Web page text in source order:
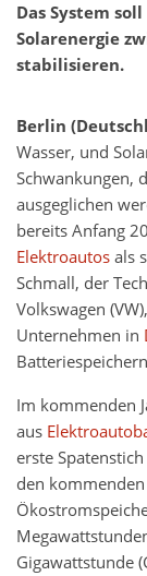
Das System
Solarenergie
stabilisieren.
Berlin
Wasser, und
Schwankungen,
ausgeglichen
bereits Anfang
Elektroautosals
Schmall, der
Volkswagen
Unternehmen in
Im kommenden
aus
erste
den
Gigawattstunde